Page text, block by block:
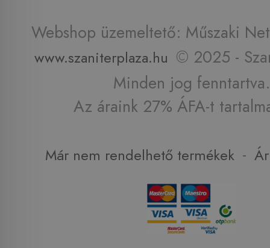
Webshop üzemeltető: Műszaki
www.szaniterplaza.hu © 2025 -
Minden jog fenntartva.
Az áraink 27% ÁFA-t
Már nem rendelhető termékek -